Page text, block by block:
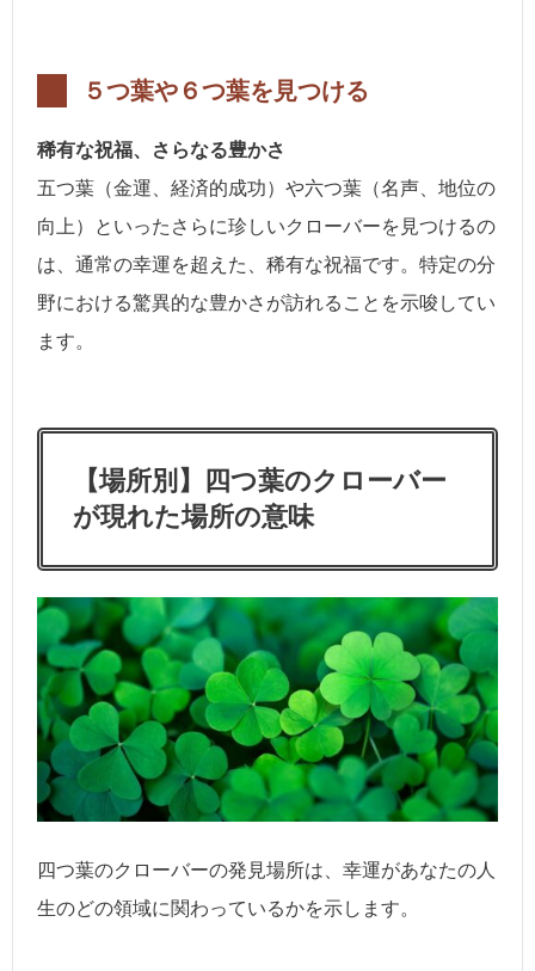
５つ葉や６つ葉を見つける
稀有な祝福、さらなる豊かさ
五つ葉（金運、経済的成功）や六つ葉（名声、地位の
向上）といったさらに珍しいクローバーを見つけるの
は、通常の幸運を超えた、稀有な祝福です。特定の分
野における驚異的な豊かさが訪れることを示唆してい
ます。
【場所別】四つ葉のクローバー
が現れた場所の意味
四つ葉のクローバーの発見場所は、幸運があなたの人
生のどの領域に関わっているかを示します。